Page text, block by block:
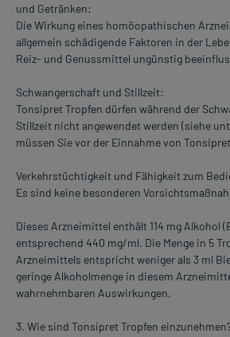
und Getränken:
Die Wirkung eines homöopathischen
allgemein schädigende Faktoren in der
Reiz- und Genussmittel ungünstig
Schwangerschaft und Stillzeit:
Tonsipret Tropfen dürfen während der
Stillzeit nicht angewendet werden (siehe
müssen Sie vor der Einnahme von
Verkehrstüchtigkeit und Fähigkeit zum
Es sind keine besonderen
Dieses Arzneimittel enthält 114 mg Alkohol
entsprechend 440 mg/ml. Die Menge in 5
Arzneimittels entspricht weniger als 3 ml
geringe Alkoholmenge in diesem
wahrnehmbaren Auswirkungen.
3. Wie sind Tonsipret Tropfen